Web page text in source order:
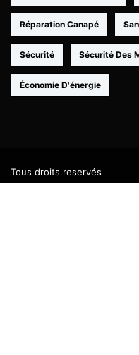
Réparation Canapé
Sécurité Sécurité Des
Économie D'énergie
Tous droits reservés